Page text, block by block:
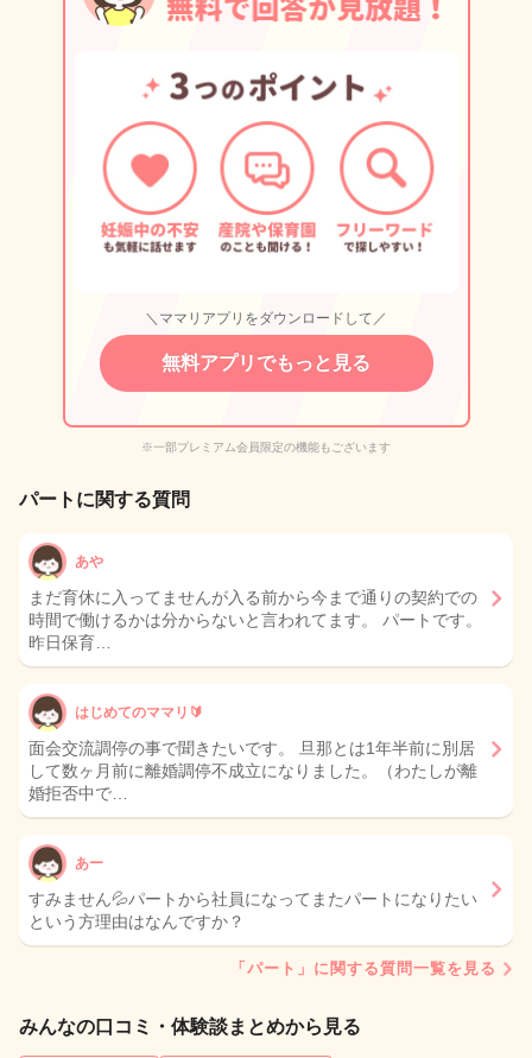
＼ママリアプリをダウンロードして／
無料アプリでもっと見る
※一部プレミアム会員限定の機能もございます
パートに関する質問
あや
まだ育休に入ってませんが入る前から今まで通りの契約での
時間で働けるかは分からないと言われてます。 パートです。
昨日保育…
はじめてのママリ🔰
面会交流調停の事で聞きたいです。 旦那とは1年半前に別居
して数ヶ月前に離婚調停不成立になりました。（わたしが離
婚拒否中で…
あー
すみません💦パートから社員になってまたパートになりたい
という方理由はなんですか？
「パート」に関する質問一覧を見る
みんなの口コミ・体験談まとめから見る